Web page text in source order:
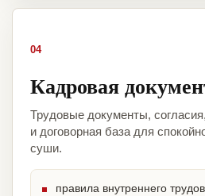
04
Кадровая
Трудовые документы,
и договорная база для
суши.
правила внутреннего